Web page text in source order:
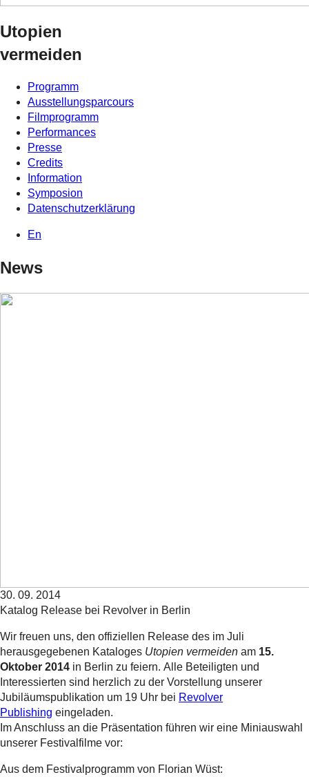
Utopien
vermeiden
Programm
Ausstellungsparcours
Filmprogramm
Performances
Presse
Credits
Information
Symposion
Datenschutzerklärung
En
News
30. 09. 2014
Katalog Release bei Revolver in Berlin
Wir freuen uns, den offiziellen Release des im Juli
herausgegebenen Kataloges Utopien vermeiden am 15.
Oktober 2014 in Berlin zu feiern. Alle Beteiligten und
Interessierten sind herzlich zu der Vorstellung unserer
Jubiläumspublikation um 19 Uhr bei Revolver
Publishing eingeladen.
Im Anschluss an die Präsentation führen wir eine Miniauswahl
unserer Festivalfilme vor:
Aus dem Festivalprogramm von Florian Wüst: